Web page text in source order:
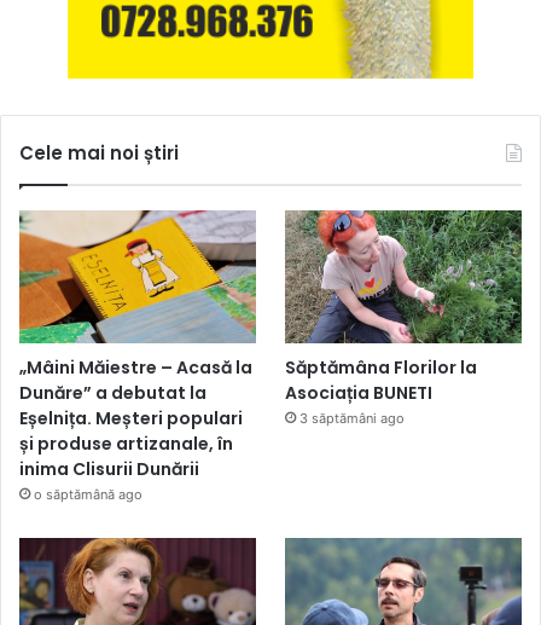
Cele mai noi știri
„Mâini Măiestre – Acasă la
Dunăre” a debutat la
Eșelnița. Meșteri populari
și produse artizanale, în
inima Clisurii Dunării
o săptămână ago
Săptămâna Florilor la
Asociația BUNETI
3 săptămâni ago